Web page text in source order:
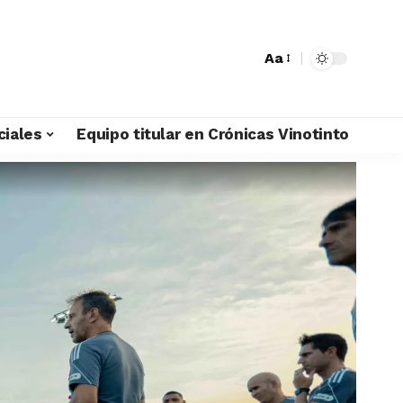
Aa
Equipo titular en Crónicas Vinotinto